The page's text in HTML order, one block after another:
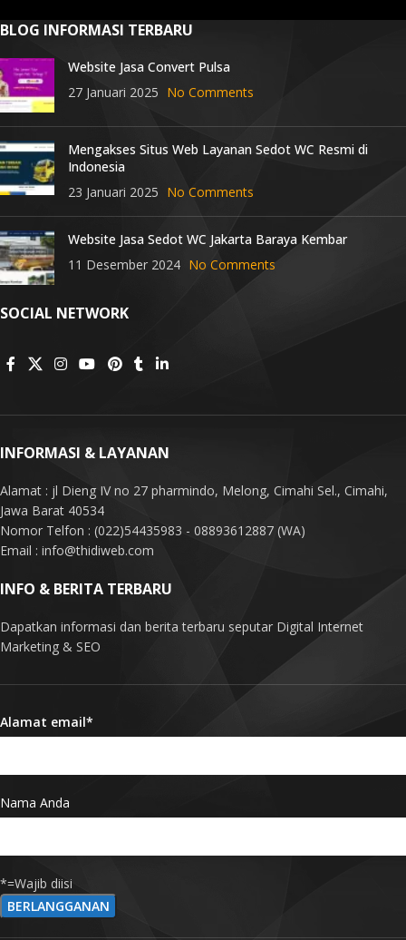
BLOG INFORMASI TERBARU
Website Jasa Convert Pulsa
27 Januari 2025 No Comments
Mengakses Situs Web Layanan Sedot WC Resmi di
Indonesia
23 Januari 2025 No Comments
Website Jasa Sedot WC Jakarta Baraya Kembar
11 Desember 2024 No Comments
SOCIAL NETWORK
INFORMASI & LAYANAN
Alamat : jl Dieng IV no 27 pharmindo, Melong, Cimahi Sel., Cimahi,
Jawa Barat 40534
Nomor Telfon : (022)54435983 - 08893612887 (WA)
Email : info@thidiweb.com
INFO & BERITA TERBARU
Dapatkan informasi dan berita terbaru seputar Digital Internet
Marketing & SEO
Alamat email*
Nama Anda
*=Wajib diisi